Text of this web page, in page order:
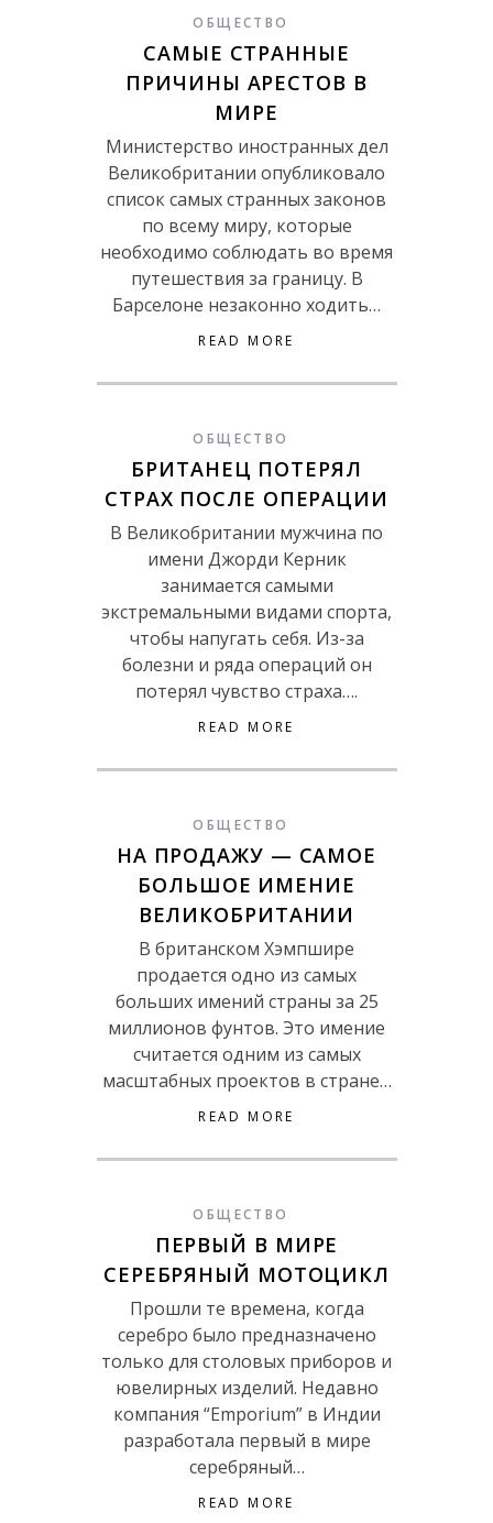
ОБЩЕСТВО
САМЫЕ СТРАННЫЕ
ПРИЧИНЫ АРЕСТОВ В
МИРЕ
Министерство иностранных дел
Великобритании опубликовало
список самых странных законов
по всему миру, которые
необходимо соблюдать во время
путешествия за границу. В
Барселоне незаконно ходить…
READ MORE
ОБЩЕСТВО
БРИТАНЕЦ ПОТЕРЯЛ
СТРАХ ПОСЛЕ ОПЕРАЦИИ
В Великобритании мужчина по
имени Джорди Керник
занимается самыми
экстремальными видами спорта,
чтобы напугать себя. Из-за
болезни и ряда операций он
потерял чувство страха….
READ MORE
ОБЩЕСТВО
НА ПРОДАЖУ — САМОЕ
БОЛЬШОЕ ИМЕНИЕ
ВЕЛИКОБРИТАНИИ
В британском Хэмпшире
продается одно из самых
больших имений страны за 25
миллионов фунтов. Это имение
считается одним из самых
масштабных проектов в стране…
READ MORE
ОБЩЕСТВО
ПЕРВЫЙ В МИРЕ
СЕРЕБРЯНЫЙ МОТОЦИКЛ
Прошли те времена, когда
серебро было предназначено
только для столовых приборов и
ювелирных изделий. Недавно
компания “Emporium” в Индии
разработала первый в мире
серебряный…
READ MORE